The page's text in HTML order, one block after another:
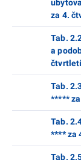
za 4.
Tab.
a
Tab.
*****
Tab.
**** za
Tab.